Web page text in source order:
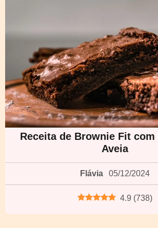
Receita de Brownie Fit com
Aveia
Flávia 05/12/2024
4.9 (738)